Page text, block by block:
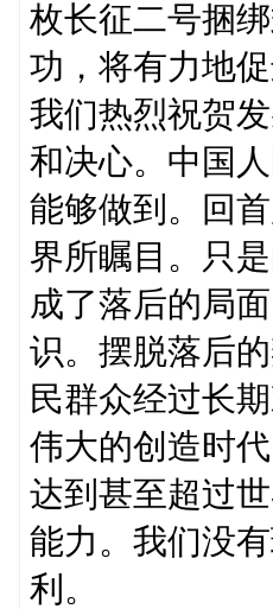
枚长征二号捆
功，将有力地
我们热烈祝贺
和决心。中国
能够做到。回
界所瞩目。只
成了落后的局
识。摆脱落后
民群众经过长
伟大的创造时
达到甚至超过
能力。我们没
利。